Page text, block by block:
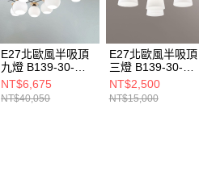
E27北歐風半吸頂
九燈 B139-30-
21593
NT$6,675
NT$40,050
E27北歐風半吸頂
三燈 B139-30-
21246A 21246B
NT$2,500
NT$15,000